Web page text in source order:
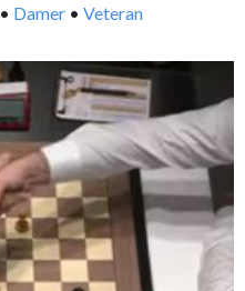
• Damer • Veteran